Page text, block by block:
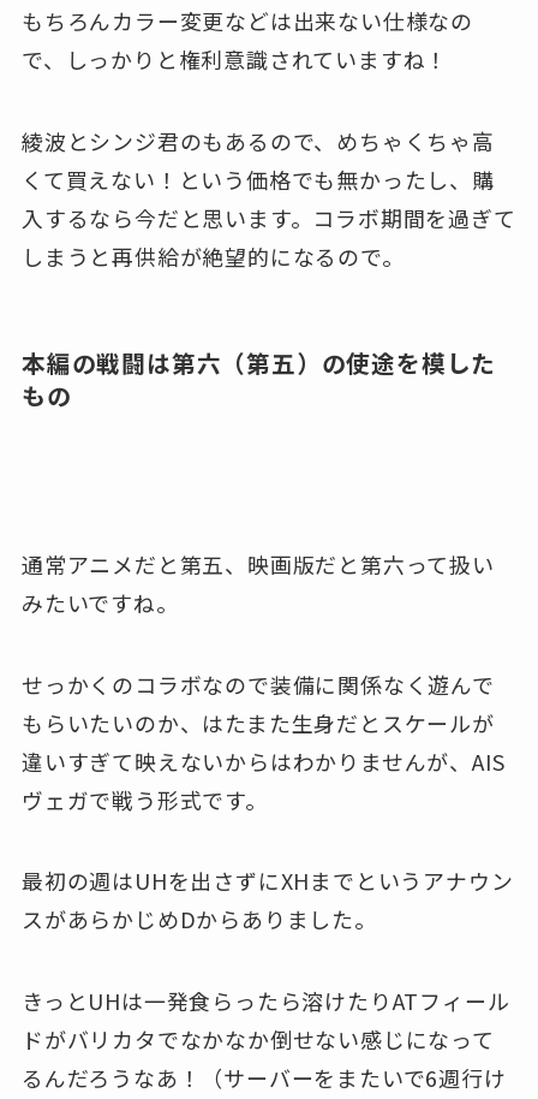
もちろんカラー変更などは出来ない仕様なの
で、しっかりと権利意識されていますね！
綾波とシンジ君のもあるので、めちゃくちゃ高
くて買えない！という価格でも無かったし、購
入するなら今だと思います。コラボ期間を過ぎて
しまうと再供給が絶望的になるので。
本編の戦闘は第六（第五）の使途を模した
もの
通常アニメだと第五、映画版だと第六って扱い
みたいですね。
せっかくのコラボなので装備に関係なく遊んで
もらいたいのか、はたまた生身だとスケールが
違いすぎて映えないからはわかりませんが、AIS
ヴェガで戦う形式です。
最初の週はUHを出さずにXHまでというアナウン
スがあらかじめDからありました。
きっとUHは一発食らったら溶けたりATフィール
ドがバリカタでなかなか倒せない感じになって
るんだろうなあ！（サーバーをまたいで6週行け